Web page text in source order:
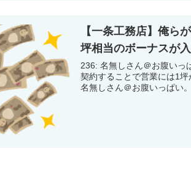
【一条工務店】俺ら
坪相当のボーナスが
236: 名無しさん＠お腹いっぱい。 2023/12/15(金)
契約することで営業には1坪